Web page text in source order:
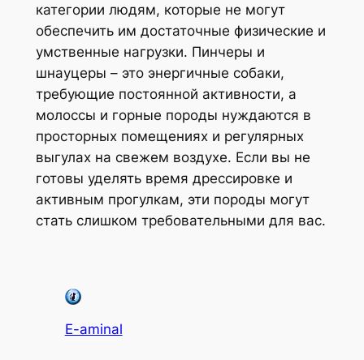
категории людям, которые не могут
обеспечить им достаточные физические и
умственные нагрузки. Пинчеры и
шнауцеры – это энергичные собаки,
требующие постоянной активности, а
молоссы и горные породы нуждаются в
просторных помещениях и регулярных
выгулах на свежем воздухе. Если вы не
готовы уделять время дрессировке и
активным прогулкам, эти породы могут
стать слишком требовательными для вас.
E-aminal